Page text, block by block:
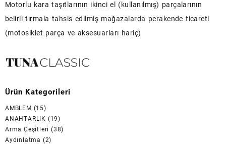
Motorlu kara taşıtlarının ikinci el (kullanılmış) parçalarının
belirli tırmala tahsis edilmiş mağazalarda perakende ticareti
(motosiklet parça ve aksesuarları hariç)
Ürün Kategorileri
AMBLEM (15)
ANAHTARLIK (19)
Arma Çeşitleri (38)
Aydınlatma (2)